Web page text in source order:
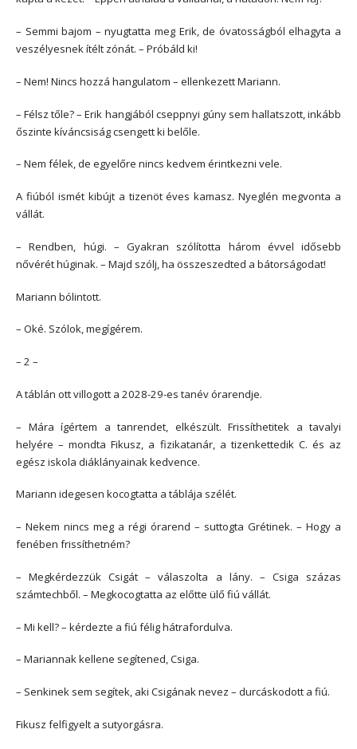
– Semmi bajom – nyugtatta meg Erik, de óvatosságból elhagyta a
veszélyesnek ítélt zónát. – Próbáld ki!
– Nem! Nincs hozzá hangulatom – ellenkezett Mariann.
– Félsz tőle? – Erik hangjából cseppnyi gúny sem hallatszott, inkább
őszinte kíváncsiság csengett ki belőle.
– Nem félek, de egyelőre nincs kedvem érintkezni vele.
A fiúból ismét kibújt a tizenöt éves kamasz. Nyeglén megvonta a
vállát.
– Rendben, húgi. – Gyakran szólította három évvel idősebb
nővérét húginak. – Majd szólj, ha összeszedted a bátorságodat!
Mariann bólintott.
– Oké. Szólok, megígérem.
– 2 –
A táblán ott villogott a 2028-29-es tanév órarendje.
– Mára ígértem a tanrendet, elkészült. Frissíthetitek a tavalyi
helyére – mondta Fikusz, a fizikatanár, a tizenkettedik C. és az
egész iskola diáklányainak kedvence.
Mariann idegesen kocogtatta a táblája szélét.
– Nekem nincs meg a régi órarend – suttogta Grétinek. – Hogy a
fenében frissíthetném?
– Megkérdezzük Csigát – válaszolta a lány. – Csiga százas
számtechből. – Megkocogtatta az előtte ülő fiú vállát.
– Mi kell? – kérdezte a fiú félig hátrafordulva.
– Mariannak kellene segítened, Csiga.
– Senkinek sem segítek, aki Csigának nevez – durcáskodott a fiú.
Fikusz felfigyelt a sutyorgásra.